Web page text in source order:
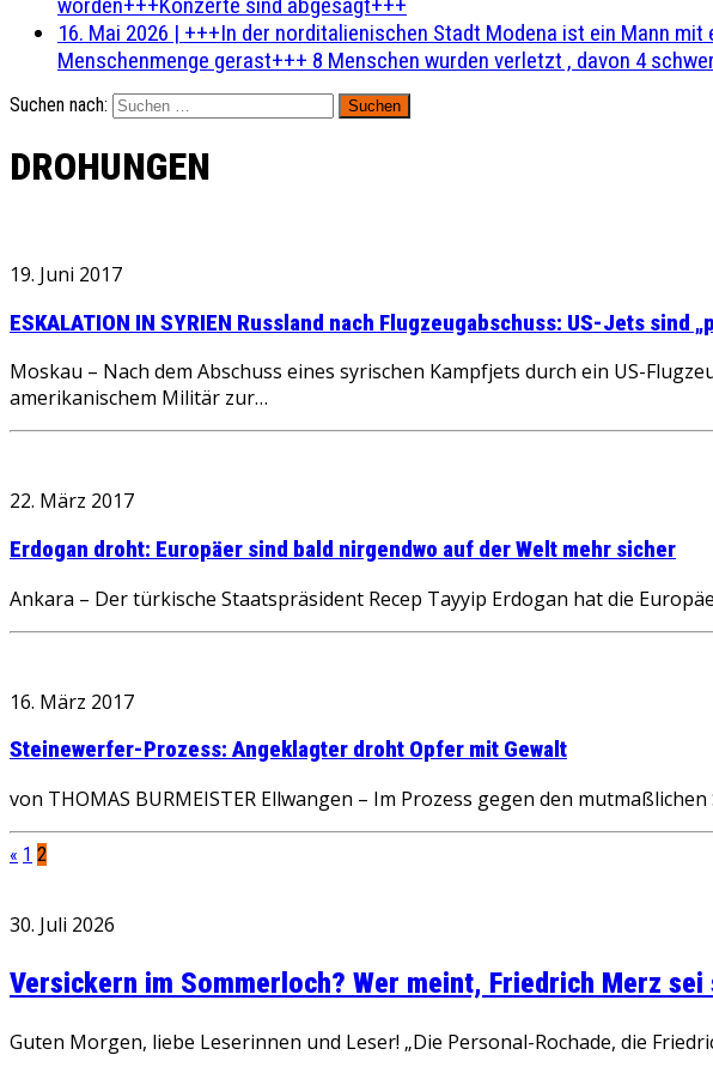
16. Mai 2026 | +++In der norditalienischen Stadt Modena ist ein Mann mit
Menschenmenge gerast+++ 8 Menschen wurden verletzt , davon 4
Suchen nach:
DROHUNGEN
19. Juni 2017
ESKALATION IN SYRIEN Russland nach Flugzeugabschuss: US-Jets sind
Moskau – Nach dem Abschuss eines syrischen Kampfjets durch ein US-
amerikanischem Militär zur…
22. März 2017
Erdogan droht: Europäer sind bald nirgendwo auf der Welt mehr sicher
Ankara – Der türkische Staatspräsident Recep Tayyip Erdogan hat die
16. März 2017
Steinewerfer-Prozess: Angeklagter droht Opfer mit Gewalt
von THOMAS BURMEISTER Ellwangen – Im Prozess gegen den
« 1 2
30. Juli 2026
Versickern im Sommerloch? Wer meint, Friedrich Merz
Guten Morgen, liebe Leserinnen und Leser! „Die Personal-Rochade, die